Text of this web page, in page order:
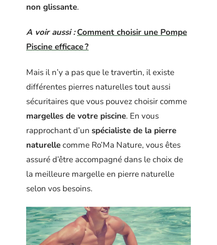
non glissante.
A voir aussi : Comment choisir une Pompe
Piscine efficace ?
Mais il n’y a pas que le travertin, il existe
différentes pierres naturelles tout aussi
sécuritaires que vous pouvez choisir comme
margelles de votre piscine. En vous
rapprochant d’un spécialiste de la pierre
naturellecomme Ro’Ma Nature, vous êtes
assuré d’être accompagné dans le choix de
la meilleure margelle en pierre naturelle
selon vos besoins.